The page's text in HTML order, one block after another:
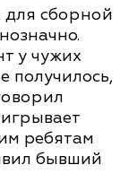
для сборной
у чужих
получилось,
ребятам
бывший